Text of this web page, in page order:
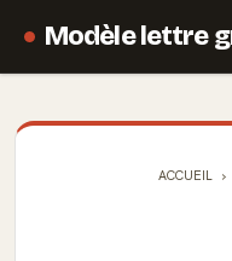
Modèle lettre
ACCUEIL